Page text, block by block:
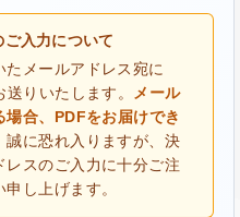
ご入力について
メールアドレス宛に
りいたします。
メール
合、PDFをお届けでき
誠に恐れ入りますが、決
スのご入力に十分ご注
し上げます。